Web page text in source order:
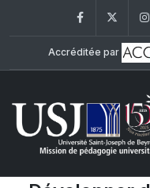
Facebook
Accréditée par